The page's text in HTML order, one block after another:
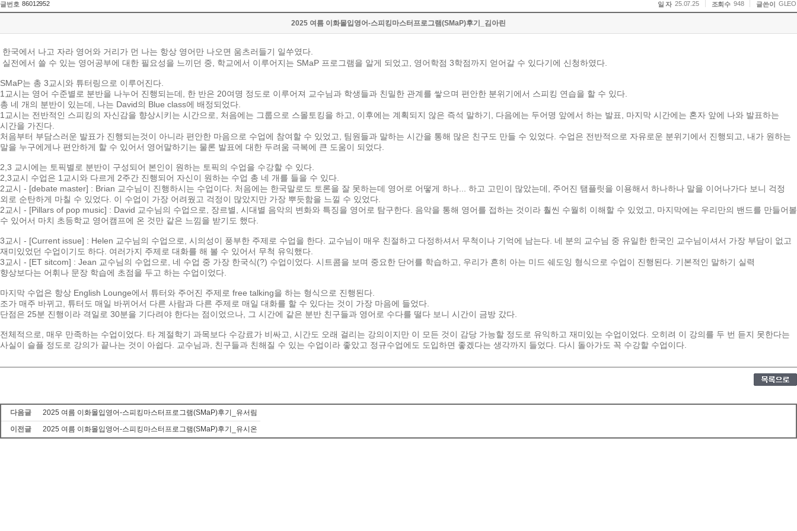
글번호 86012952 일 자 25.07.25 조회수 948 글쓴이 GLEO
2025 여름 이화몰입영어-스피킹마스터프로그램(SMaP)후기_김아린
한국에서 나고 자라 영어와 거리가 먼 나는 항상 영어만 나오면 움츠러들기 일쑤였다
실전에서 쓸 수 있는 영어공부에 대한 필요성을 느끼던 중 학교에서 이루어지는 SMaP 프로그램을 알게 되었고 영어학점 3학점까지 얻어갈 수 있다기에 신청하였다
SMaP는 총 3교시와 튜터링으로 이루어진다
1 교시는 영어 수준별로 분반을 나누어 진행되는데 한 반은 20여명 정도로 이루어져 교수님과 학생들과 친밀한 관계를 쌓으며 편안한 분위기에서 스피킹 연습을 할 수 있다
총 네 개의 분반이 있는데 나는 David의 Blue class에 배정되었다
1 교시는 전반적인 스피킹의 자신감을 향상시키는 시간으로 처음에는 그룹으로 스몰토킹을 하고 이후에는 계획되지 않은 즉석 말하기 다음에는 두어명 앞에서 하는 발표 마지막 시간에는 혼자 앞에 나와 발표하는
시간을 가진다
처음부터 부담스러운 발표가 진행되는것이 아니라 편안한 마음으로 수업에 참여할 수 있었고 팀원들과 말하는 시간을 통해 많은 친구도 만들 수 있었다 수업은 전반적으로 자유로운 분위기에서 진행되고 내가 원하는
말을 누구에게나 편안하게 할 수 있어서 영어말하기는 물론 발표에 대한 두려움 극복에 큰 도움이 되었다
2,3 교시에는 토픽별로 분반이 구성되어 본인이 원하는 토픽의 수업을 수강할 수 있다
2,3교시 수업은 1 교시와 다르게 2주간 진행되어 자신이 원하는 수업 총 네 개를 들을 수 있다
2교시 - [debate master] : Brian 교수님이 진행하시는 수업이다 처음에는 한국말로도 토론을 잘 못하는데 영어로 어떻게 하나 하고 고민이 많았는데 주어진 탬플릿을 이용해서 하나하나 말을 이어나가다 보니 걱정
외로 순탄하게 마칠 수 있었다 이 수업이 가장 어려웠고 걱정이 많았지만 가장 뿌듯함을 느낄 수 있었다
2교시 - [Pillars of pop music] : David 교수님의 수업으로 장르별 시대별 음악의 변화와 특징을 영어로 탐구한다 음악을 통해 영어를 접하는 것이라 훨씬 수월히 이해할 수 있었고 마지막에는 우리만의 밴드를 만들어볼
수 있어서 마치 초등학교 영어캠프에 온 것만 같은 느낌을 받기도 했다
3교시 - [Current issue] : Helen 교수님의 수업으로 시의성이 풍부한 주제로 수업을 한다 교수님이 매우 친절하고 다정하셔서 무척이나 기억에 남는다 네 분의 교수님 중 유일한 한국인 교수님이셔서 가장 부담이 없고
재미있었던 수업이기도 하다 여러가지 주제로 대화를 해 볼 수 있어서 무척 유익했다
3교시 - [ET sitcom] : Jean 교수님의 수업으로 네 수업 중 가장 한국식(?) 수업이었다 시트콤을 보며 중요한 단어를 학습하고 우리가 흔히 아는 미드 쉐도잉 형식으로 수업이 진행된다 기본적인 말하기 실력
향상보다는 어휘나 문장 학습에 초점을 두고 하는 수업이었다
마지막 수업은 항상 English Lounge에서 튜터와 주어진 주제로 free talking을 하는 형식으로 진행된다
조가 매주 바뀌고 튜터도 매일 바뀌어서 다른 사람과 다른 주제로 매일 대화를 할 수 있다는 것이 가장 마음에 들었다
단점은 25분 진행이라 격일로 30분을 기다려야 한다는 점이었으나 그 시간에 같은 분반 친구들과 영어로 수다를 떨다 보니 시간이 금방 갔다
전체적으로 매우 만족하는 수업이었다 타 계절학기 과목보다 수강료가 비싸고 시간도 오래 걸리는 강의이지만 이 모든 것이 감당 가능할 정도로 유익하고 재미있는 수업이었다 오히려 이 강의를 두 번 듣지 못한다는
사실이 슬플 정도로 강의가 끝나는 것이 아쉽다 교수님과 친구들과 친해질 수 있는 수업이라 좋았고 정규수업에도 도입하면 좋겠다는 생각까지 들었다 다시 돌아가도 꼭 수강할 수업이다
다음글
2025 여름 이화몰입영어-스피킹마스터프로그램(SMaP)후기_유서림
이전글
2025 여름 이화몰입영어-스피킹마스터프로그램(SMaP)후기_유시온